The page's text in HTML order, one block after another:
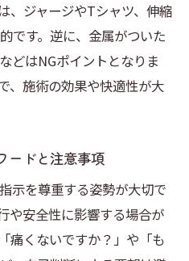
、ジャージやTシャツ、伸縮
です。逆に、金属がついた
どはNGポイントとなりま
、施術の効果や快適性が大
ードと注意事項
示を尊重する姿勢が大切で
や安全性に影響する場合が
痛くないですか？」や「も